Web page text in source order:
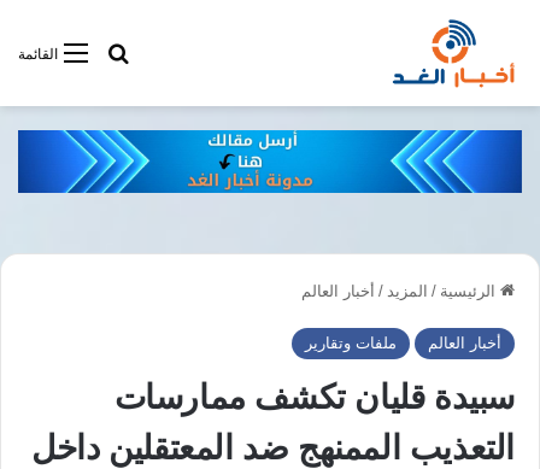
القائمةأبحت فى
الرئيسية / المزيد / أخبار العالم
أخبار العالم ملفات وتقارير
سبيدة قليان تكشف ممارسات
التعذيب الممنهج ضد المعتقلين داخل